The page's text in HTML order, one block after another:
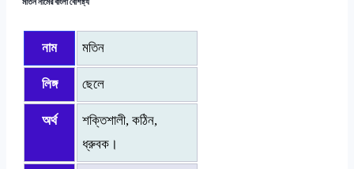
নাম মতিন
লিঙ্গ ছেলে
অর্থ
শক্তিশালী, কঠিন,
ধ্রুবক।